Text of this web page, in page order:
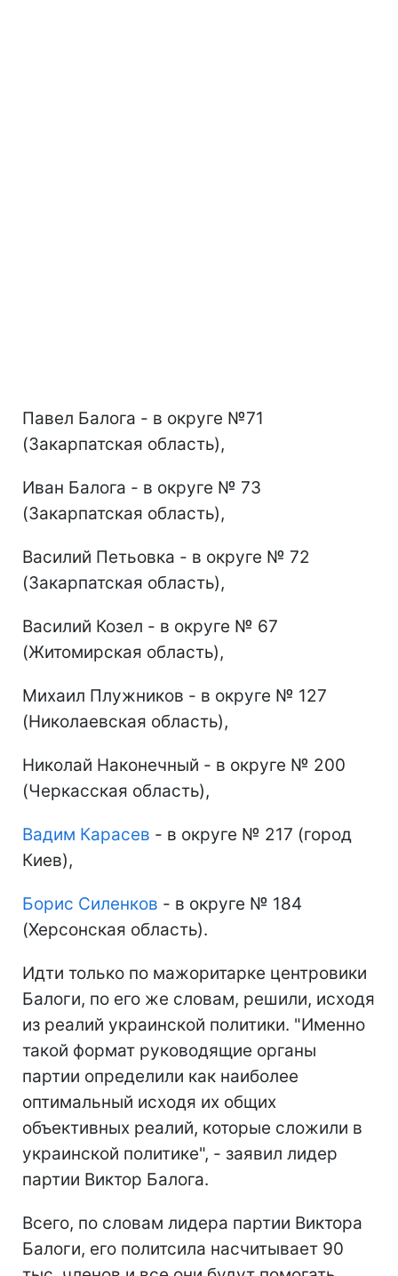
Павел Балога - в округе №71
(Закарпатская область),
Иван Балога - в округе № 73
(Закарпатская область),
Василий Петьовка - в округе № 72
(Закарпатская область),
Василий Козел - в округе № 67
(Житомирская область),
Михаил Плужников - в округе № 127
(Николаевская область),
Николай Наконечный - в округе № 200
(Черкасская область),
Вадим Карасев - в округе № 217 (город
Киев),
Борис Силенков - в округе № 184
(Херсонская область).
Идти только по мажоритарке центровики
Балоги, по его же словам, решили, исходя
из реалий украинской политики. "Именно
такой формат руководящие органы
партии определили как наиболее
оптимальный исходя их общих
объективных реалий, которые сложили в
украинской политике", - заявил лидер
партии Виктор Балога.
Всего, по словам лидера партии Виктора
Балоги, его политсила насчитывает 90